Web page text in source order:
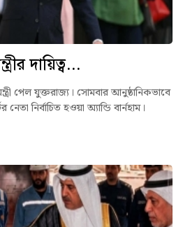
দায়িত্ব...
পেল যুক্তরাজ্য। সোমবার আনুষ্ঠানিকভাবে
নেতা নির্বাচিত হওয়া অ্যান্ডি বার্নহাম।